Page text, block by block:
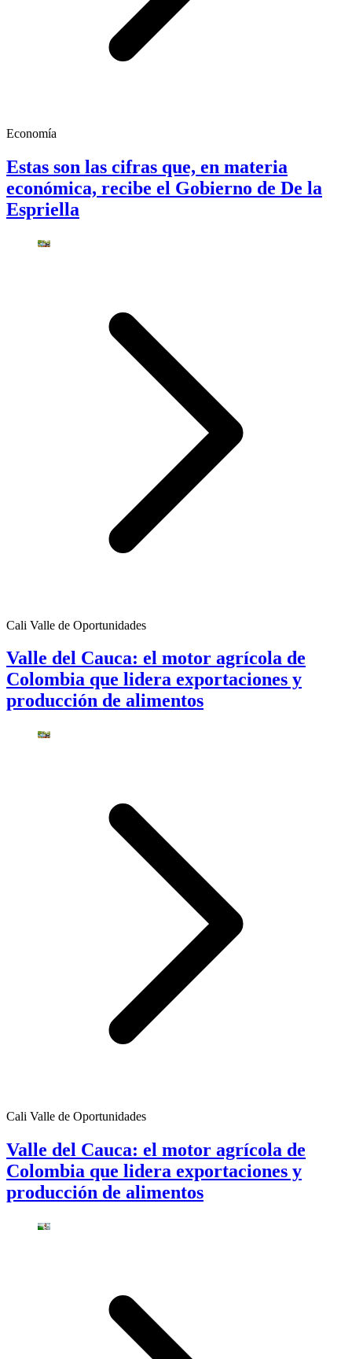
Economía
Estas son las cifras que, en materia
económica, recibe el Gobierno de De la
Espriella
Cali Valle de Oportunidades
Valle del Cauca: el motor agrícola de
Colombia que lidera exportaciones y
producción de alimentos
Cali Valle de Oportunidades
Valle del Cauca: el motor agrícola de
Colombia que lidera exportaciones y
producción de alimentos